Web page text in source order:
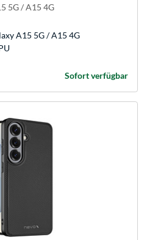
5G / A15 4G
A15 5G / A15 4G
Sofort verfügbar